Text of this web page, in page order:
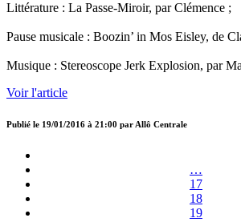
Littérature : La Passe-Miroir, par Clémence ;
Pause musicale : Boozin’ in Mos Eisley, de
Musique : Stereoscope Jerk Explosion, par
Voir l'article
Publié le 19/01/2016 à 21:00 par Allô Centrale
…
17
18
19